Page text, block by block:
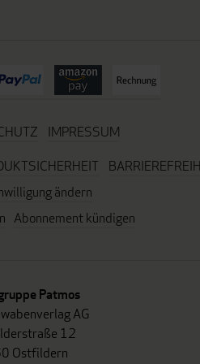
IMPRESSUM
ändern
Abonnement kündigen
Patmos
AG
12
Ostfildern